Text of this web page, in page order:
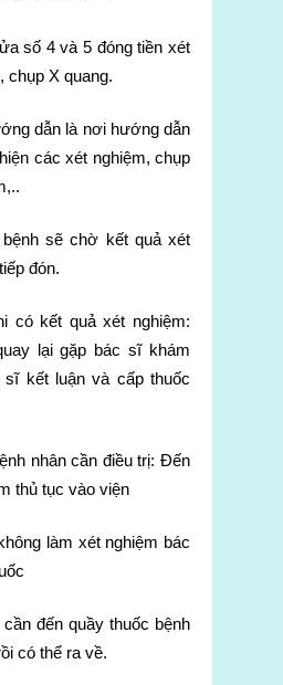
số 4 và 5 đóng tiền xét
chụp X quang.
dẫn là nơi hướng dẫn
các xét nghiệm, chụp
sẽ chờ kết quả xét
đón.
có kết quả xét nghiệm:
lại gặp bác sĩ khám
sĩ kết luận và cấp thuốc
nhân cần điều trị: Đến
thủ tục vào viện
làm xét nghiệm bác
đến quầy thuốc bệnh
có thể ra về.